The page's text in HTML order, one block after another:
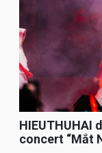
HIEUTHUHAI
concert “Mắt